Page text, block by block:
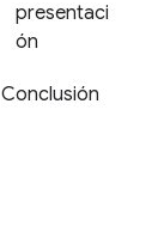
presentaci
ón
Conclusión